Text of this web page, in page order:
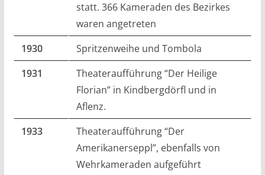
statt. 366 Kameraden des Bezirkes
waren angetreten
1930
Spritzenweihe und Tombola
1931
Theateraufführung “Der Heilige
Florian” in Kindbergdörfl und in
Aflenz.
1933
Theateraufführung “Der
Amerikanerseppl”, ebenfalls von
Wehrkameraden aufgeführt